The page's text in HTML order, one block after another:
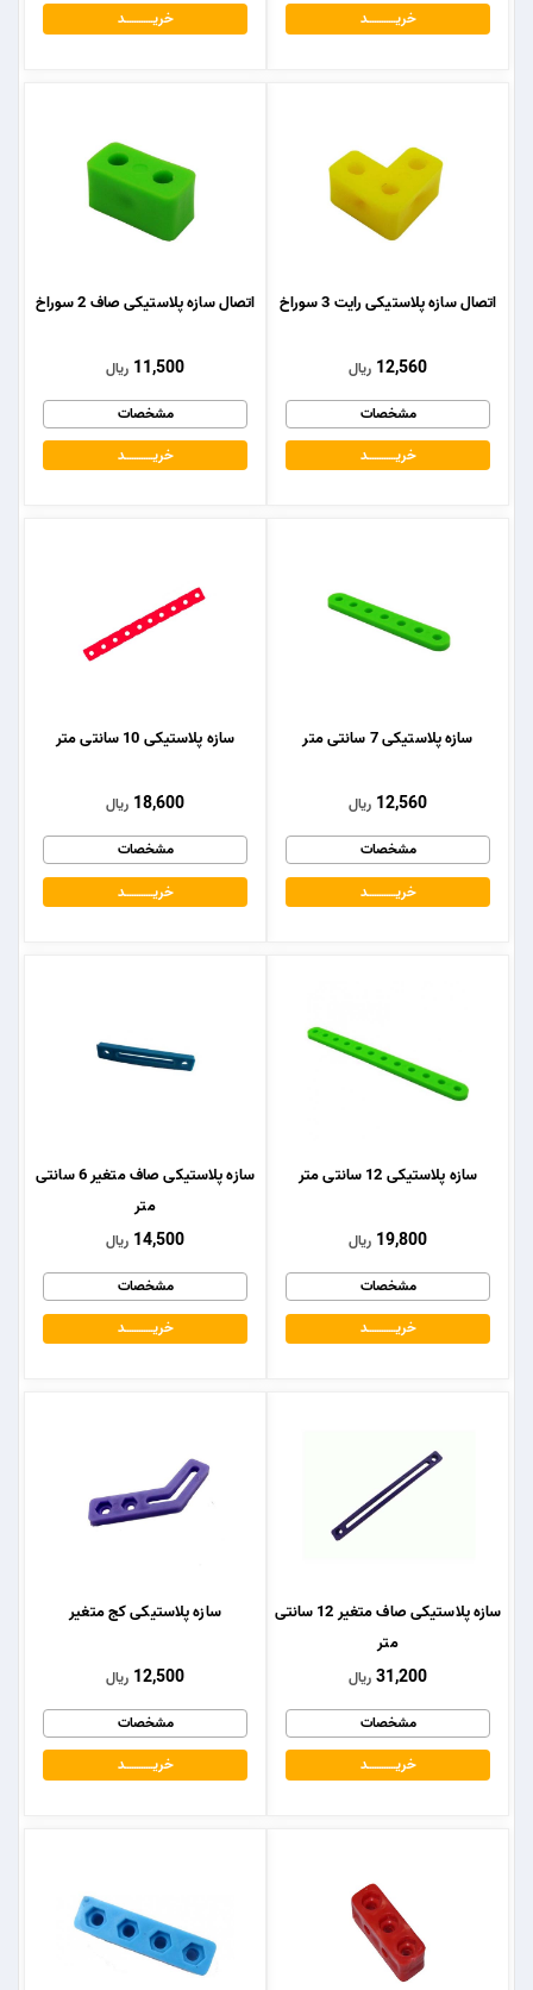
خریــــــــــــد
خریــــــــــــد
اتصال سازه پلاستیکی رایت 3 سوراخ
12,560 ریال
مشخصات
خریــــــــــــد
اتصال سازه پلاستیکی صاف 2 سوراخ
11,500 ریال
مشخصات
خریــــــــــــد
سازه پلاستیکی 7 سانتی متر
12,560 ریال
مشخصات
خریــــــــــــد
سازه پلاستیکی 10 سانتی متر
18,600 ریال
مشخصات
خریــــــــــــد
سازه پلاستیکی 12 سانتی متر
19,800 ریال
مشخصات
خریــــــــــــد
سازه پلاستیکی صاف متغیر 6 سانتی
متر
14,500 ریال
مشخصات
خریــــــــــــد
سازه پلاستیکی صاف متغیر 12 سانتی
متر
31,200 ریال
مشخصات
خریــــــــــــد
سازه پلاستیکی کج متغیر
12,500 ریال
مشخصات
خریــــــــــــد